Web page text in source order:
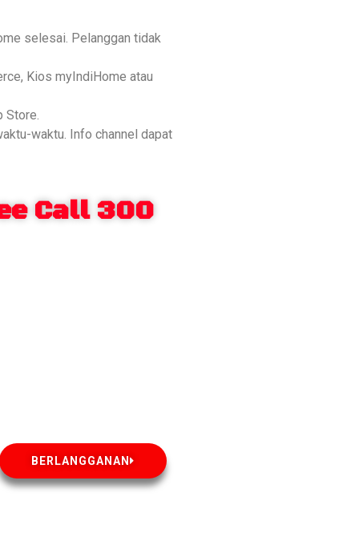
selesai. Pelanggan tidak
Kios myIndiHome atau
Store.
waktu. Info channel dapat
Call 300
BERLANGGANAN